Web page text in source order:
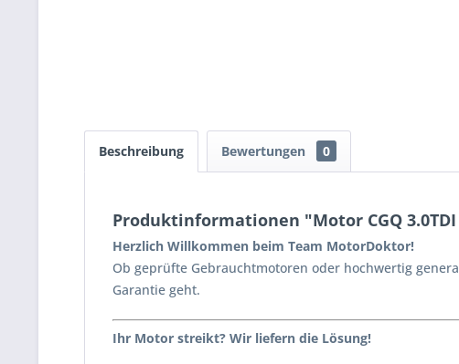
Beschreibung Bewertungen 0
Produktinformationen "Motor CGQ
Herzlich Willkommen beim Team MotorDoktor!
Ob geprüfte Gebrauchtmotoren oder hochwertig
Garantie geht.
Ihr Motor streikt? Wir liefern die Lösung!